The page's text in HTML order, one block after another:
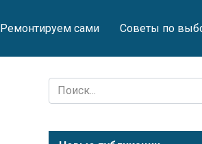
Ремонтируем сами Советы по
Search
for: